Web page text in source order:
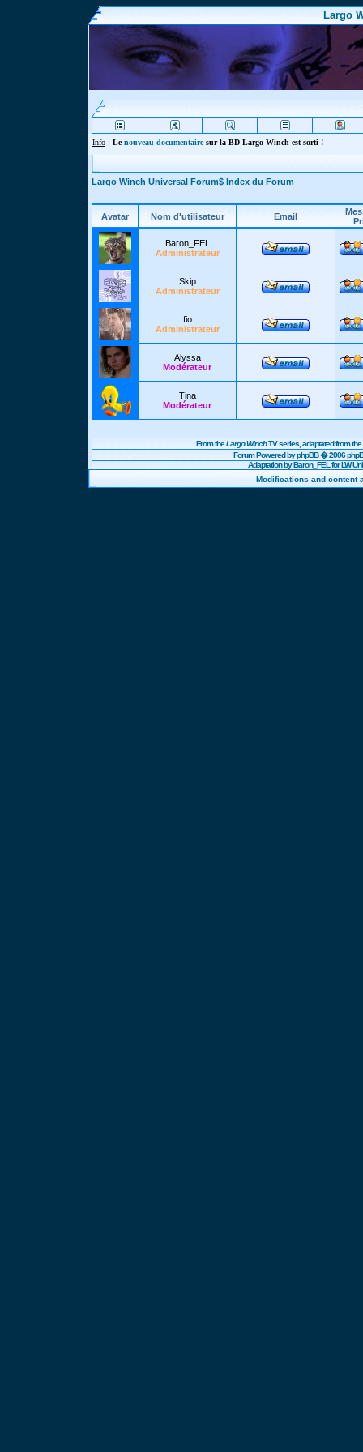
Largo
Info : Lenouveau documentairesur la BD Largo Winch est sorti !
Largo Winch Universal Forum$ Index du Forum
Avatar Nom d'utilisateur Email
Baron_FEL
Administrateur
Skip
Administrateur
fio
Administrateur
Alyssa
Modérateur
Tina
Modérateur
From theLargo WinchTV series, adaptated from
Forum Powered byphpBB� 2006
Adaptation by Baron_FEL for LW
Modifications and content